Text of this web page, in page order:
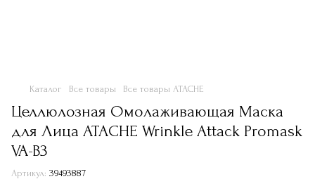
Каталог Все товары Все товары ATACHE
Целлюлозная Омолаживающая Маска
для Лица ATACHE Wrinkle Attack Promask
VA-B3
Артикул: 39493887